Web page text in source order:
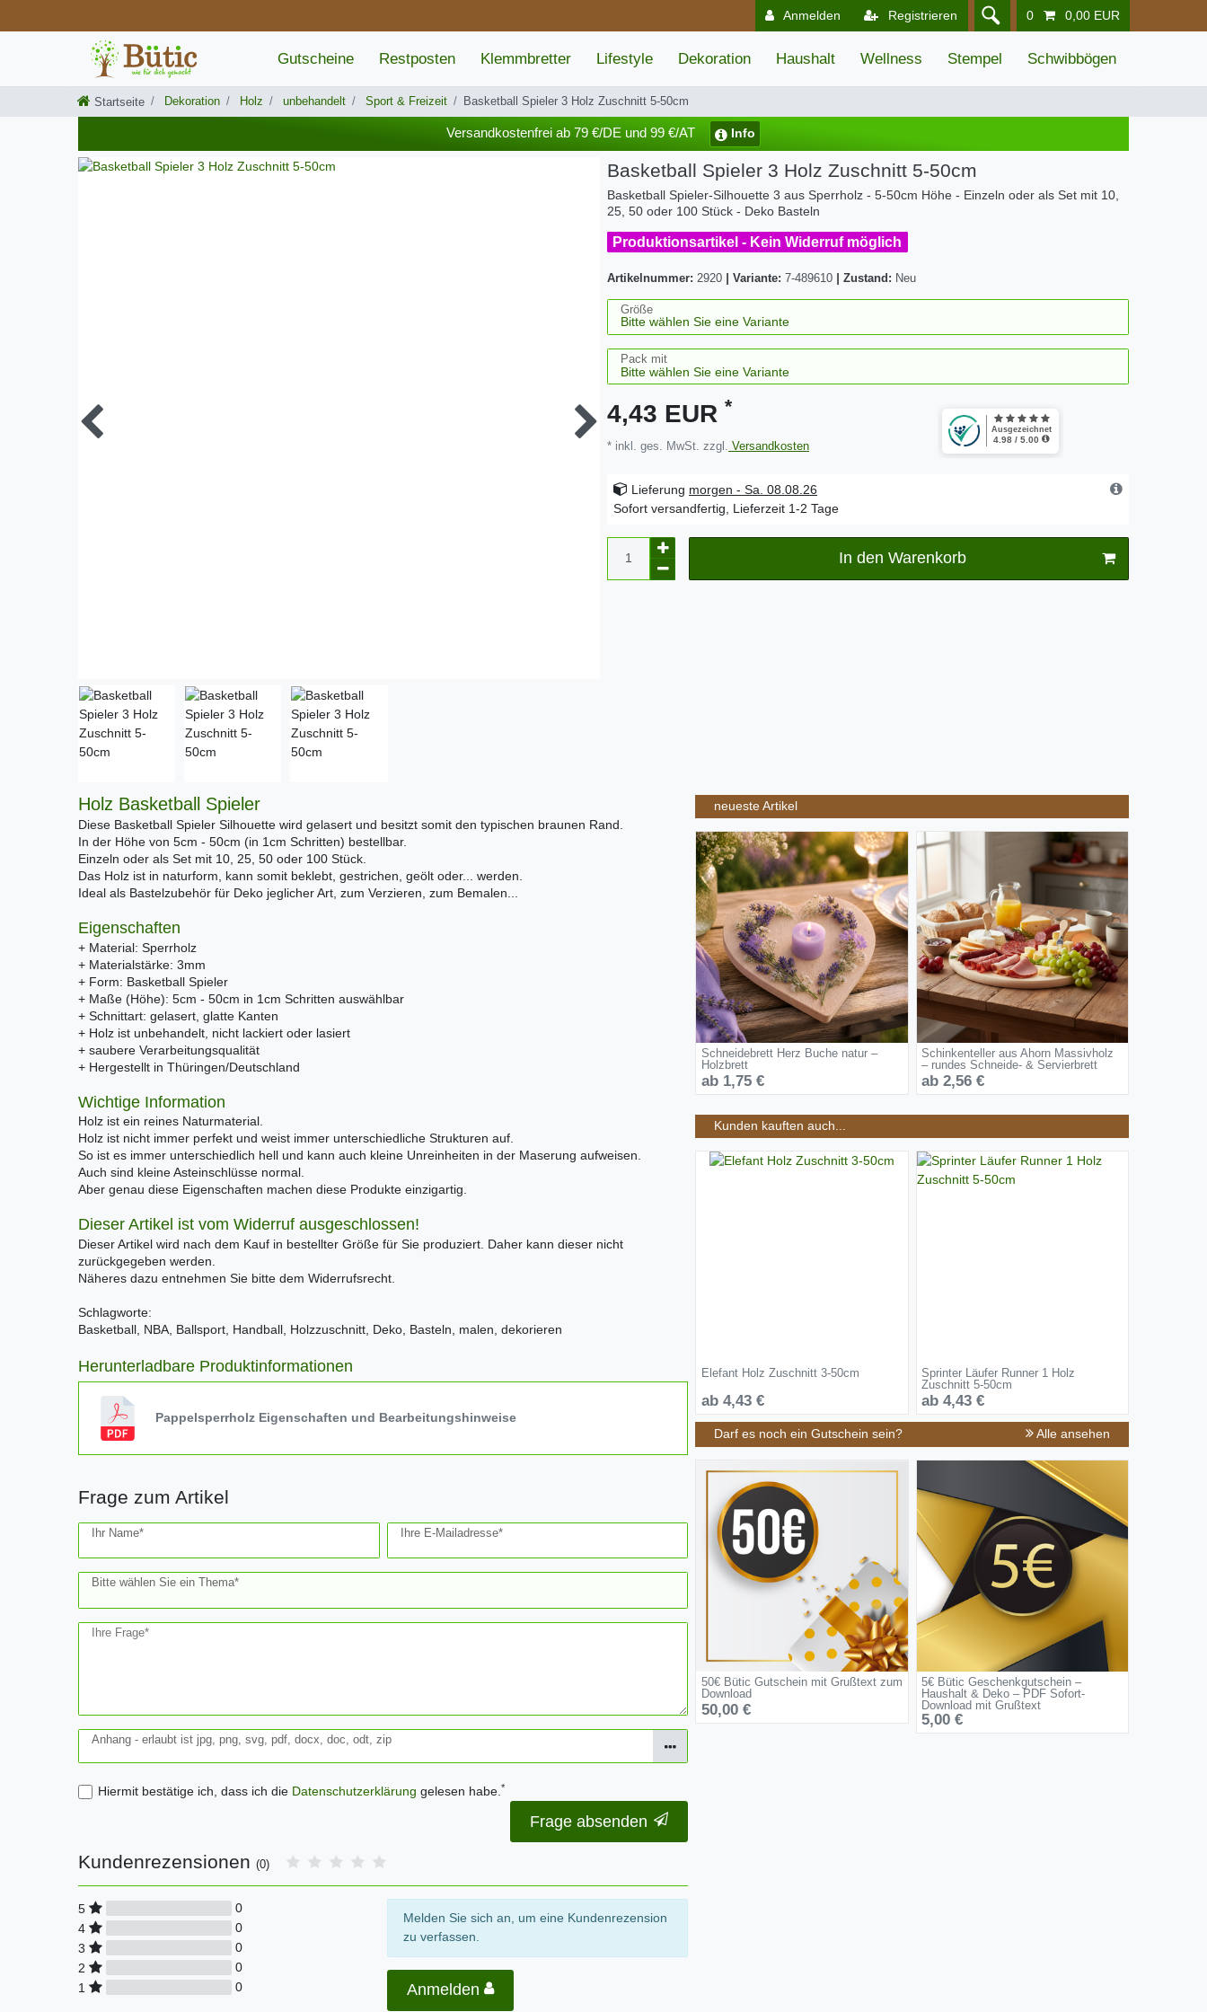
Anmelden Registrieren 0 0,00 EUR
Gutscheine Restposten Klemmbretter Lifestyle Dekoration Haushalt Wellness Stempel Schwibbögen
Startseite Dekoration Holz unbehandelt Sport & Freizeit Basketball Spieler 3 Holz Zuschnitt 5-50cm
Versandkostenfrei ab 79 €/DE und 99 €/AT Info
Basketball Spieler 3 Holz Zuschnitt 5-50cm
Basketball Spieler-Silhouette 3 aus Sperrholz - 5-50cm Höhe - Einzeln oder als Set mit 10,
25, 50 oder 100 Stück - Deko Basteln
Produktionsartikel - Kein Widerruf möglich
Artikelnummer: 2920 Variante: 7-489610 Zustand: Neu
Größe
Pack mit
4,43 EUR *
* inkl. ges. MwSt. zzgl. Versandkosten
Lieferung morgen - Sa. 08.08.26
Sofort versandfertig, Lieferzeit 1-2 Tage
In den Warenkorb
Holz Basketball Spieler
Diese Basketball Spieler Silhouette wird gelasert und besitzt somit den typischen braunen Rand.
In der Höhe von 5cm - 50cm (in 1cm Schritten) bestellbar.
Einzeln oder als Set mit 10, 25, 50 oder 100 Stück.
Das Holz ist in naturform, kann somit beklebt, gestrichen, geölt oder... werden.
Ideal als Bastelzubehör für Deko jeglicher Art, zum Verzieren, zum Bemalen...
Eigenschaften
+ Material: Sperrholz
+ Materialstärke: 3mm
+ Form: Basketball Spieler
+ Maße (Höhe): 5cm - 50cm in 1cm Schritten auswählbar
+ Schnittart: gelasert, glatte Kanten
+ Holz ist unbehandelt, nicht lackiert oder lasiert
+ saubere Verarbeitungsqualität
+ Hergestellt in Thüringen/Deutschland
Wichtige Information
Holz ist ein reines Naturmaterial.
Holz ist nicht immer perfekt und weist immer unterschiedliche Strukturen auf.
So ist es immer unterschiedlich hell und kann auch kleine Unreinheiten in der Maserung aufweisen.
Auch sind kleine Asteinschlüsse normal.
Aber genau diese Eigenschaften machen diese Produkte einzigartig.
Dieser Artikel ist vom Widerruf ausgeschlossen!
Dieser Artikel wird nach dem Kauf in bestellter Größe für Sie produziert. Daher kann dieser nicht
zurückgegeben werden.
Näheres dazu entnehmen Sie bitte dem Widerrufsrecht.
Schlagworte:
Basketball, NBA, Ballsport, Handball, Holzzuschnitt, Deko, Basteln, malen, dekorieren
Herunterladbare Produktinformationen
Pappelsperrholz Eigenschaften und Bearbeitungshinweise
Frage zum Artikel
Ihr Name* Ihre E-Mailadresse*
Bitte wählen Sie ein Thema*
Ihre Frage*
Anhang - erlaubt ist jpg, png, svg, pdf, docx, doc, odt, zip
Hiermit bestätige ich, dass ich die Daten­schutz­erklärung gelesen habe. *
Ceres::Template.mailFormHoneypotLabel
Frage absenden
Kundenrezensionen (0)
5
0
4
0
3
0
2
0
1
0
Melden Sie sich an, um eine Kundenrezension
zu verfassen.
Anmelden
neueste Artikel
Schneidebrett Herz Buche natur –
Holzbrett
ab 1,75 €
Schinkenteller aus Ahorn Massivholz
– rundes Schneide- & Servierbrett
ab 2,56 €
Kunden kauften auch...
Elefant Holz Zuschnitt 3-50cm
ab 4,43 €
Sprinter Läufer Runner 1 Holz
Zuschnitt 5-50cm
ab 4,43 €
Darf es noch ein Gutschein sein? Alle ansehen
50€ Bütic Gutschein mit Grußtext zum
Download
50,00 €
5€ Bütic Geschenkgutschein –
Haushalt & Deko – PDF Sofort-
Download mit Grußtext
5,00 €